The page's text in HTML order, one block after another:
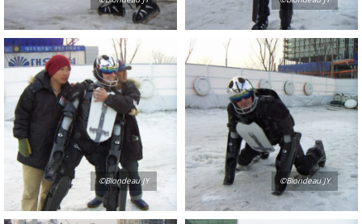
©Blondeau JY ©Blondeau JY